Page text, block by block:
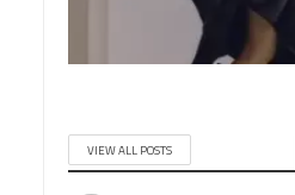
VIEW ALL POSTS